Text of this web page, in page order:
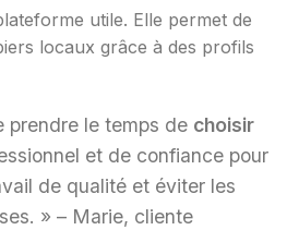
utile. Elle permet de
locaux grâce à des profils
prendre le temps de choisir
et de confiance pour
de qualité et éviter les
» – Marie, cliente